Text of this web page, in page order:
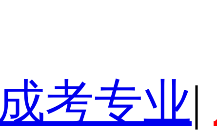
成考专业|